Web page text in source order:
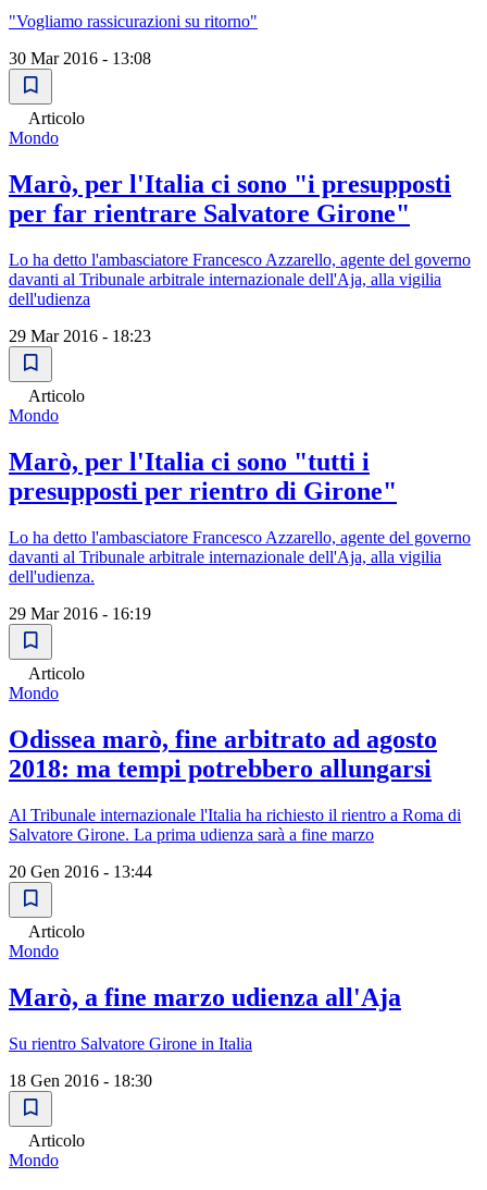
"Vogliamo rassicurazioni su ritorno"
30 Mar 2016 - 13:08
Articolo
Mondo
Marò, per l'Italia ci sono "i presupposti
per far rientrare Salvatore Girone"
Lo ha detto l'ambasciatore Francesco Azzarello, agente del governo
davanti al Tribunale arbitrale internazionale dell'Aja, alla vigilia
dell'udienza
29 Mar 2016 - 18:23
Articolo
Mondo
Marò, per l'Italia ci sono "tutti i
presupposti per rientro di Girone"
Lo ha detto l'ambasciatore Francesco Azzarello, agente del governo
davanti al Tribunale arbitrale internazionale dell'Aja, alla vigilia
dell'udienza.
29 Mar 2016 - 16:19
Articolo
Mondo
Odissea marò, fine arbitrato ad agosto
2018: ma tempi potrebbero allungarsi
Al Tribunale internazionale l'Italia ha richiesto il rientro a Roma di
Salvatore Girone. La prima udienza sarà a fine marzo
20 Gen 2016 - 13:44
Articolo
Mondo
Marò, a fine marzo udienza all'Aja
Su rientro Salvatore Girone in Italia
18 Gen 2016 - 18:30
Articolo
Mondo